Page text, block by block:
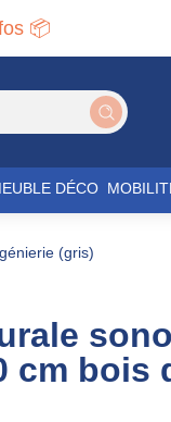
📦
DÉCO
(gris)
cm bois